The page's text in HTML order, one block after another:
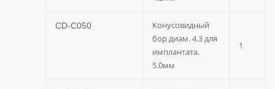
CD-C050
Конусовидный
бор диам. 4.3 для
имплантата.
5.0мм
1